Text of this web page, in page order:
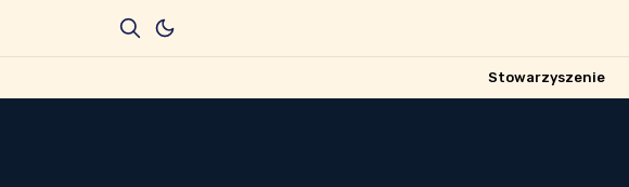
Stowarzyszenie